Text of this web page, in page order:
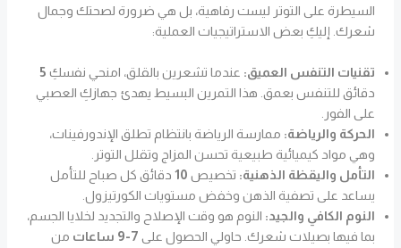
السيطرة على التوتر ليست رفاهية، بل هي ضرورة لصحتك وجمال
شعرك. إليكِ بعض الاستراتيجيات العملية:
تقنيات التنفس العميق: عندما تشعرين بالقلق، امنحي نفسكِ 5
دقائق للتنفس بعمق. هذا التمرين البسيط يهدئ جهازكِ العصبي
على الفور.
الحركة والرياضة: ممارسة الرياضة بانتظام تطلق الإندورفينات،
وهي مواد كيميائية طبيعية تحسن المزاج وتقلل التوتر.
التأمل واليقظة الذهنية: تخصيص 10 دقائق كل صباح للتأمل
يساعد على تصفية الذهن وخفض مستويات الكورتيزول.
النوم الكافي والجيد: النوم هو وقت الإصلاح والتجديد لخلايا الجسم،
بما فيها بصيلات شعرك. حاولي الحصول على 7-9 ساعات
من